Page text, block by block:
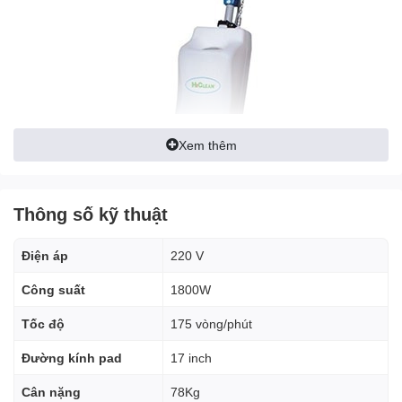
Đặc Điểm Nổi Bật
Công Suất Mạnh Mẽ
HICLEAN HC-17 được trang bị động cơ công suất
Xem thêm
Thông số kỹ thuật
Điện áp 220 V
Công suất 1800W
Tốc độ 175 vòng/phút
Đường kính pad 17 inch
Cân nặng 78Kg